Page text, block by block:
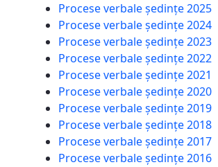
Procese verbale ședințe 2025
Procese verbale ședințe 2024
Procese verbale ședințe 2023
Procese verbale ședințe 2022
Procese verbale ședințe 2021
Procese verbale ședințe 2020
Procese verbale ședințe 2019
Procese verbale ședințe 2018
Procese verbale ședințe 2017
Procese verbale ședințe 2016